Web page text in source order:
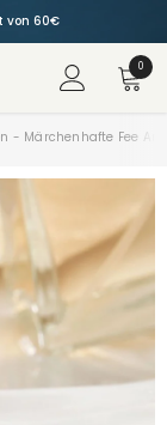
von 60€
00
Artikel
- Märchenhafte Fee